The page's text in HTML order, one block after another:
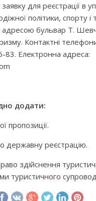
для реєстрації в
політики, спорту
адресою бульвар Т.
Контактні
Електронна адреса:
додати:
пропозиції.
державну реєстрацію.
здійснення
туристичного